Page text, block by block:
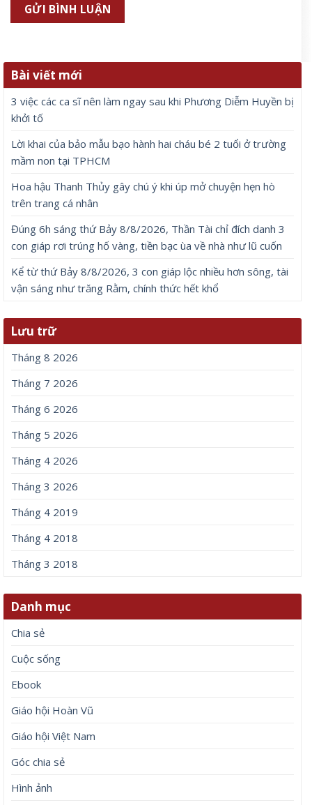
Bài viết mới
3 việc các ca sĩ nên làm ngay sau khi Phương Diễm Huyền bị
khởi tố
Lời khai của bảo mẫu bạo hành hai cháu bé 2 tuổi ở trường
mầm non tại TPHCM
Hoa hậu Thanh Thủy gây chú ý khi úp mở chuyện hẹn hò
trên trang cá nhân
Đúng 6h sáng thứ Bảy 8/8/2026, Thần Tài chỉ đích danh 3
con giáp rơi trúng hố vàng, tiền bạc ùa về nhà như lũ cuốn
Kể từ thứ Bảy 8/8/2026, 3 con giáp lộc nhiều hơn sông, tài
vận sáng như trăng Rằm, chính thức hết khổ
Lưu trữ
Tháng 8 2026
Tháng 7 2026
Tháng 6 2026
Tháng 5 2026
Tháng 4 2026
Tháng 3 2026
Tháng 4 2019
Tháng 4 2018
Tháng 3 2018
Danh mục
Chia sẻ
Cuộc sống
Ebook
Giáo hội Hoàn Vũ
Giáo hội Việt Nam
Góc chia sẻ
Hình ảnh